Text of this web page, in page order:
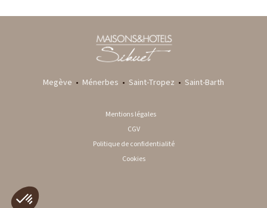
Megève • Ménerbes • Saint-Tropez • Saint-Barth
Mentions légales
CGV
Politique de confidentialité
Cookies